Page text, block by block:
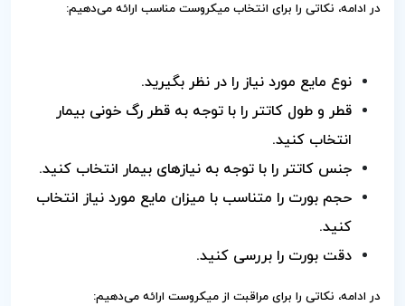
در ادامه، نکاتی را برای انتخاب میکروست مناسب ارائه می‌دهیم:
نوع مایع مورد نیاز را در نظر بگیرید.
قطر و طول کاتتر را با توجه به قطر رگ خونی بیمار
انتخاب کنید.
جنس کاتتر را با توجه به نیازهای بیمار انتخاب کنید.
حجم بورت را متناسب با میزان مایع مورد نیاز انتخاب
کنید.
دقت بورت را بررسی کنید.
در ادامه، نکاتی را برای مراقبت از میکروست ارائه می‌دهیم: